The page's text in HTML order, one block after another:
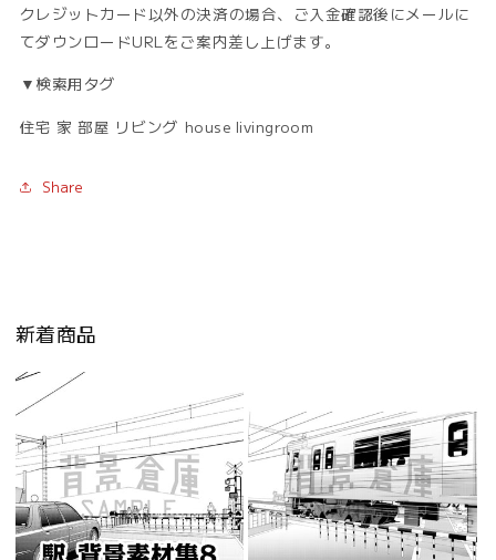
クレジットカード以外の決済の場合、ご入金確認後にメールに
てダウンロードURLをご案内差し上げます。
▼検索用タグ
住宅 家 部屋 リビング house livingroom
Share
新着商品